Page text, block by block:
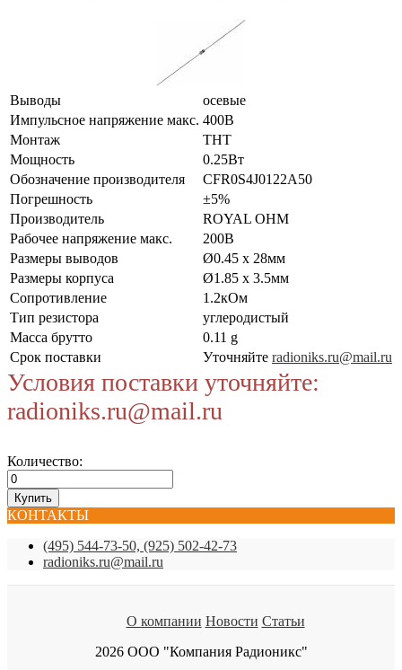
Выводы
осевые
Импульсное напряжение макс. 400В
Монтаж
THT
Мощность
0.25Вт
Обозначение производителя
CFR0S4J0122A50
Погрешность
±5%
Производитель
ROYAL OHM
Рабочее напряжение макс.
200В
Размеры выводов
Ø0.45 x 28мм
Размеры корпуса
Ø1.85 x 3.5мм
Сопротивление
1.2кОм
Тип резистора
углеродистый
Масса брутто
0.11 g
Срок поставки
Уточняйте radioniks.ru@mail.ru
Условия поставки уточняйте:
radioniks.ru@mail.ru
Количество:
КОНТАКТЫ
(495) 544-73-50, (925) 502-42-73
radioniks.ru@mail.ru
О компании Новости Статьи
2026 ООО "Компания Радионикс"